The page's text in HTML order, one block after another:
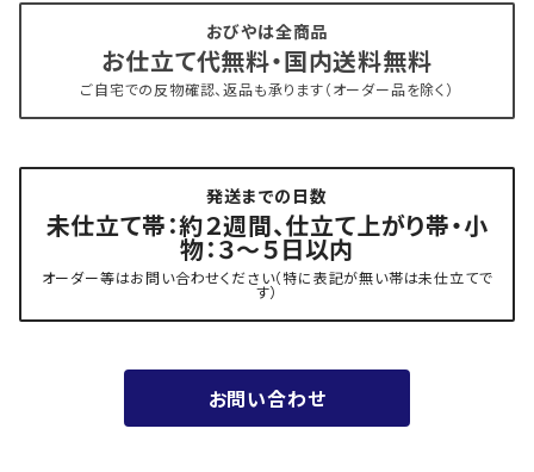
- 新古帯、中古・リサイクル帯 (メンテナンス済み)
夏用
- 振袖の帯・ママ振り・振袖用袋帯
博多織 西村織物
『marumasa.fab』丸正織物
おびやは全商品
お仕立て代無料・国内送料無料
ご自宅での反物確認、返品も承ります（オーダー品を除く）
発送までの日数
未仕立て帯：約２週間、仕立て上がり帯・小
物：３～５日以内
オーダー等はお問い合わせください（特に表記が無い帯は未仕立てで
す）
お問い合わせ